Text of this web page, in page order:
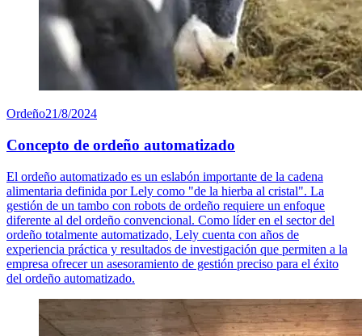
Ordeño21/8/2024
Concepto de ordeño automatizado
El ordeño automatizado es un eslabón importante de la cadena
alimentaria definida por Lely como "de la hierba al cristal". La
gestión de un tambo con robots de ordeño requiere un enfoque
diferente al del ordeño convencional. Como líder en el sector del
ordeño totalmente automatizado, Lely cuenta con años de
experiencia práctica y resultados de investigación que permiten a la
empresa ofrecer un asesoramiento de gestión preciso para el éxito
del ordeño automatizado.